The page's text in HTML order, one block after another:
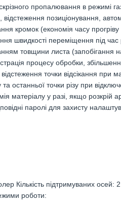
пропалювання в режимі
відстеження позиціонування,
кромок (економія часу
швидкості переміщення під
товщини листа
процесу обробки,
точки відсікання при
останньої точки різу при
матеріалу у разі, якщо розкрій
паролі для захисту
Кількість підтримуваних осей:
роботи: